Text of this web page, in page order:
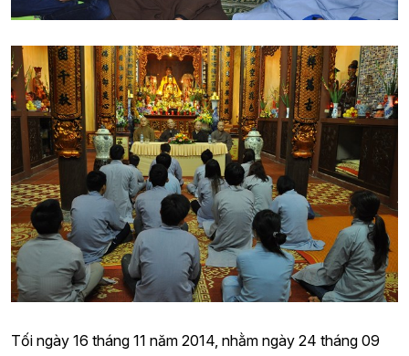
Tối ngày 16 tháng 11 năm 2014, nhằm ngày 24 tháng 09